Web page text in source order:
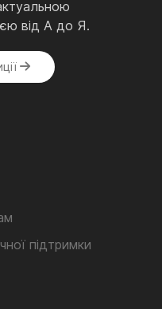
від А до Я.
підтримки